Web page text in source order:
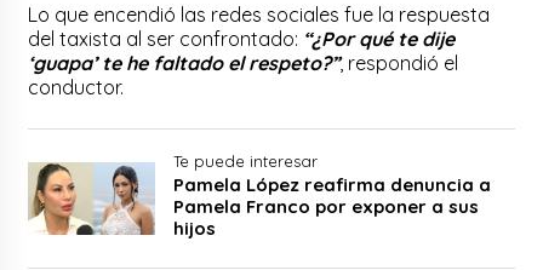
Lo que encendió las redes sociales fue la respuesta
del taxista al ser confrontado: “¿Por qué te dije
‘guapa’ te he faltado el respeto?”, respondió el
conductor.
Te puede interesar
Pamela López reafirma denuncia a
Pamela Franco por exponer a sus
hijos